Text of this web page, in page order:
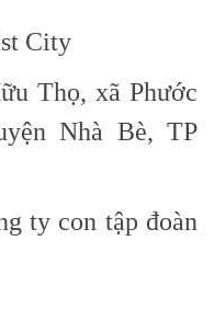
City
Thọ, xã Phước
Nhà Bè, TP
ty con tập đoàn